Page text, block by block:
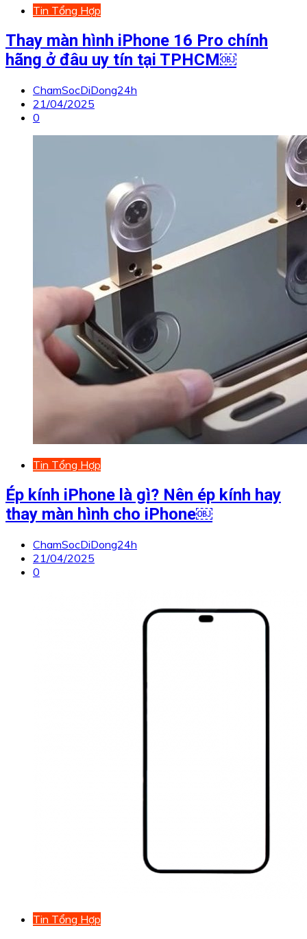
Tin Tổng Hợp
Thay màn hình iPhone 16 Pro chính
hãng ở đâu uy tín tại TPHCM￼
ChamSocDiDong24h
21/04/2025
0
Tin Tổng Hợp
Ép kính iPhone là gì? Nên ép kính hay
thay màn hình cho iPhone￼
ChamSocDiDong24h
21/04/2025
0
Tin Tổng Hợp